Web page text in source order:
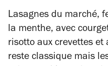
Lasagnes du marché,
la menthe, avec
risotto aux crevettes et
reste classique mais